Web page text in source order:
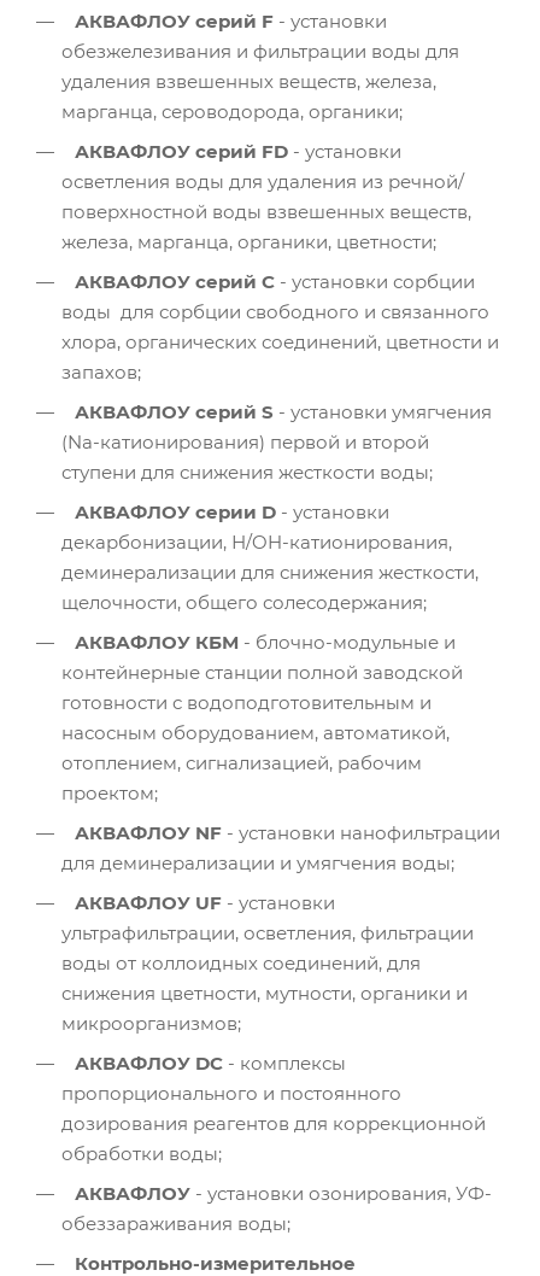
АКВАФЛОУ серий F - установки
обезжелезивания и фильтрации воды для
удаления взвешенных веществ, железа,
марганца, сероводорода, органики;
АКВАФЛОУ серий FD - установки
осветления воды для удаления из речной/
поверхностной воды взвешенных веществ,
железа, марганца, органики, цветности;
АКВАФЛОУ серий С - установки сорбции
воды для сорбции свободного и связанного
хлора, органических соединений, цветности и
запахов;
АКВАФЛОУ серий S - установки умягчения
(Na-катионирования) первой и второй
ступени для снижения жесткости воды;
АКВАФЛОУ серии D - установки
декарбонизации, Н/OH-катионирования,
деминерализации для снижения жесткости,
щелочности, общего солесодержания;
АКВАФЛОУ КБМ - блочно-модульные и
контейнерные станции полной заводской
готовности с водоподготовительным и
насосным оборудованием, автоматикой,
отоплением, сигнализацией, рабочим
проектом;
АКВАФЛОУ NF - установки нанофильтрации
для деминерализации и умягчения воды;
АКВАФЛОУ UF - установки
ультрафильтрации, осветления, фильтрации
воды от коллоидных соединений, для
снижения цветности, мутности, органики и
микроорганизмов;
АКВАФЛОУ DC - комплексы
пропорционального и постоянного
дозирования реагентов для коррекционной
обработки воды;
АКВАФЛОУ - установки озонирования, УФ-
обеззараживания воды;
Контрольно-измерительное